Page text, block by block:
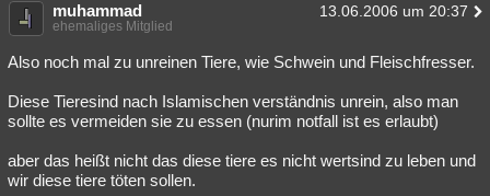
muhammad 13.06.2006 um 20:37
ehemaliges Mitglied
Also noch mal zu unreinen Tiere, wie Schwein und Fleischfresser.
Diese Tieresind nach Islamischen verständnis unrein, also man
sollte es vermeiden sie zu essen (nurim notfall ist es erlaubt)
aber das heißt nicht das diese tiere es nicht wertsind zu leben und
wir diese tiere töten sollen.